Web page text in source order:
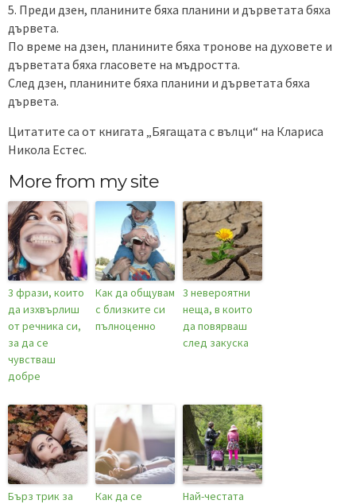
5. Преди дзен, планините бяха планини и дърветата бяха
дървета.
По време на дзен, планините бяха тронове на духовете и
дърветата бяха гласовете на мъдростта.
След дзен, планините бяха планини и дърветата бяха
дървета.
Цитатите са от книгата „Бягащата с вълци“ на Клариса
Никола Естес.
More from my site
3 фрази, които
да изхвърлиш
от речника си,
за да се
чувстваш
добре
Как да общувам
с близките си
пълноценно
3 невероятни
неща, в които
да повярваш
след закуска
Бърз трик за
Как да се
Най-честата